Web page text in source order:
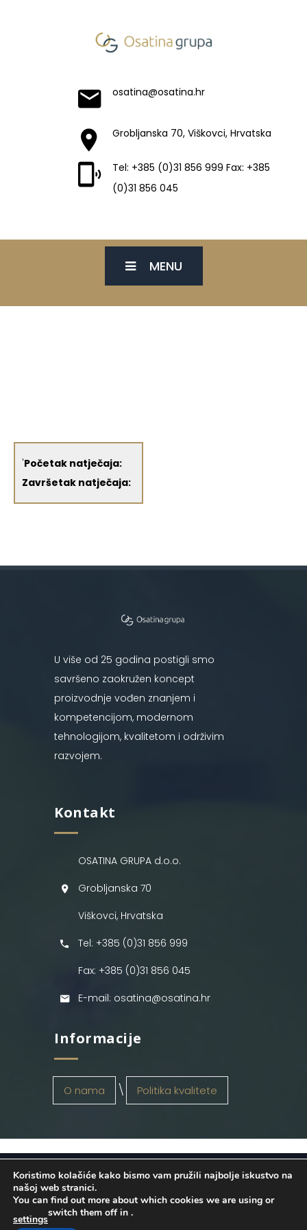
osatina@osatina.hr
Grobljanska 70, Viškovci, Hrvatska
Tel: +385 (0)31 856 999 Fax: +385
(0)31 856 045
MENU
'Početak natječaja:
Završetak natječaja:
U više od 25 godina postigli smo
savršeno zaokružen koncept
proizvodnje vođen znanjem i
kompetencijom, modernom
tehnologijom, kvalitetom i održivim
razvojem.
Kontakt
OSATINA GRUPA d.o.o.
Grobljanska 70
Viškovci, Hrvatska
Tel: +385 (0)31 856 999
Fax: +385 (0)31 856 045
E-mail: osatina@osatina.hr
Informacije
O nama Politika kvalitete
OSATINA GRUPA d.o.o. 2026
. Configured
byINFOS Osijek. Sva prava pridržana.
Koristimo kolačiće kako bismo vam pružili najbolje iskustvo na
našoj web stranici.
You can find out more about which cookies we are using or
switch them off in
settings
.